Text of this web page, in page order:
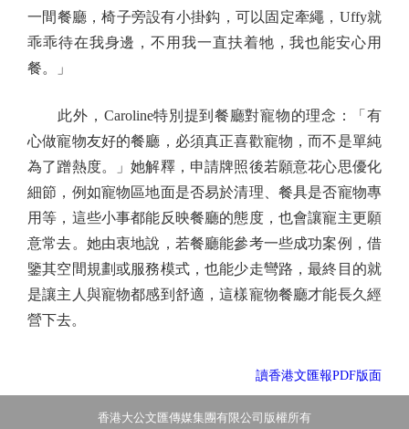
一間餐廳，椅子旁設有小掛鈎，可以固定牽繩，Uffy就
乖乖待在我身邊，不用我一直扶着牠，我也能安心用
餐。」
此外，Caroline特別提到餐廳對寵物的理念：「有
心做寵物友好的餐廳，必須真正喜歡寵物，而不是單純
為了蹭熱度。」她解釋，申請牌照後若願意花心思優化
細節，例如寵物區地面是否易於清理、餐具是否寵物專
用等，這些小事都能反映餐廳的態度，也會讓寵主更願
意常去。她由衷地說，若餐廳能參考一些成功案例，借
鑒其空間規劃或服務模式，也能少走彎路，最終目的就
是讓主人與寵物都感到舒適，這樣寵物餐廳才能長久經
營下去。
讀香港文匯報PDF版面
香港大公文匯傳媒集團有限公司版權所有